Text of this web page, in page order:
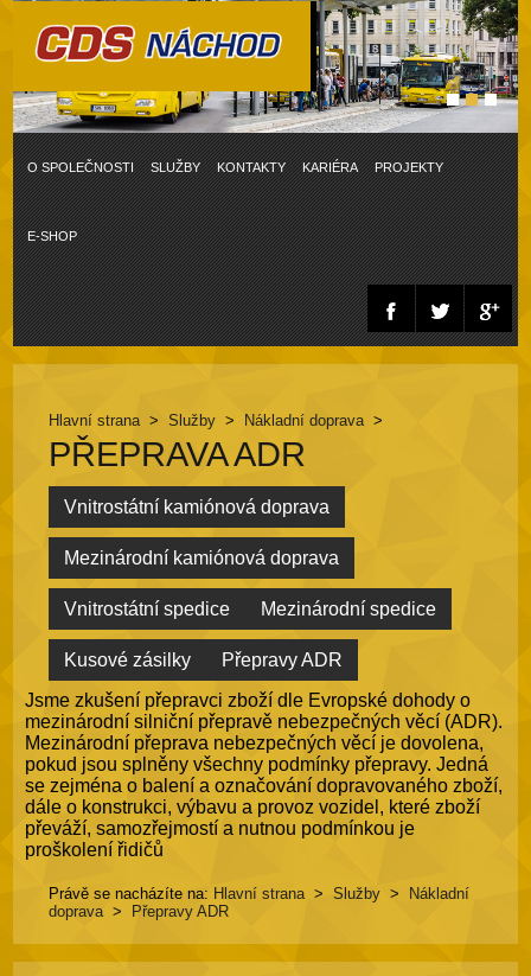
O SPOLEČNOSTI SLUŽBY KONTAKTY KARIÉRA PROJEKTY
E-SHOP
Hlavní strana >Služby > Nákladní doprava >
PŘEPRAVA ADR
Vnitrostátní kamiónová doprava
Mezinárodní kamiónová doprava
Vnitrostátní spedice Mezinárodní spedice
Kusové zásilky
Přepravy ADR
Jsme zkušení přepravci zboží dle Evropské dohody o
mezinárodní silniční přepravě nebezpečných věcí (ADR).
Mezinárodní přeprava nebezpečných věcí je dovolena,
pokud jsou splněny všechny podmínky přepravy. Jedná
se zejména o balení a označování dopravovaného zboží,
dále o konstrukci, výbavu a provoz vozidel, které zboží
převáží, samozřejmostí a nutnou podmínkou je
proškolení řidičů
Právě se nacházíte na: Hlavní strana >Služby >
Nákladní
doprava > Přepravy ADR